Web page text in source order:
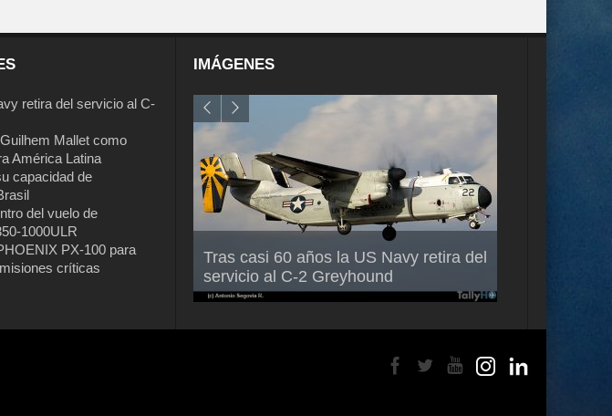
retira del servicio al C-
Mallet como
América Latina
capacidad de
del vuelo de
1000ULR
PX-100 para
críticas
IMÁGENES
Tras casi 60 años la US Navy retira del
servicio al C-2 Greyhound
Air France-KLM anuncia a Guilhem
Mallet como nuevo Director General
para América Latina